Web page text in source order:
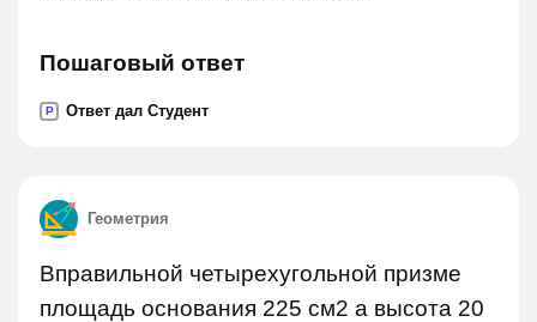
Пошаговый ответ
P Ответ дал Студент
Геометрия
Вправильной четырехугольной призме
площадь основания 225 см2 а высота 20